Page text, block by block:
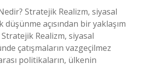
Stratejik Realizm, siyasal
açısından bir yaklaşım
Realizm, siyasal
çatışmaların vazgeçilmez
politikaların, ülkenin